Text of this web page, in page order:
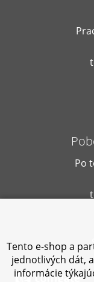
Po
Tento e-shop a
jednotlivých dát,
informácie